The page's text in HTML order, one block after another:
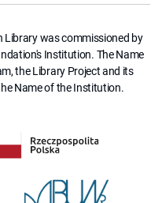
Library was commissioned by
Institution. The Name
the Library Project and its
Name of the Institution.